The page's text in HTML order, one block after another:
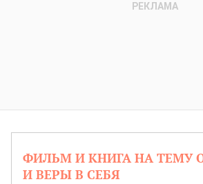
ФИЛЬМ И КНИГА НА ТЕМУ
И ВЕРЫ В СЕБЯ